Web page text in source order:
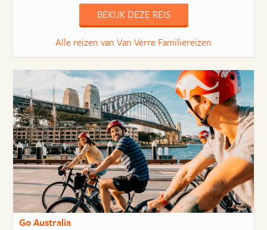
BEKIJK DEZE REIS
Alle reizen van Van Verre Familiereizen
Go Australia